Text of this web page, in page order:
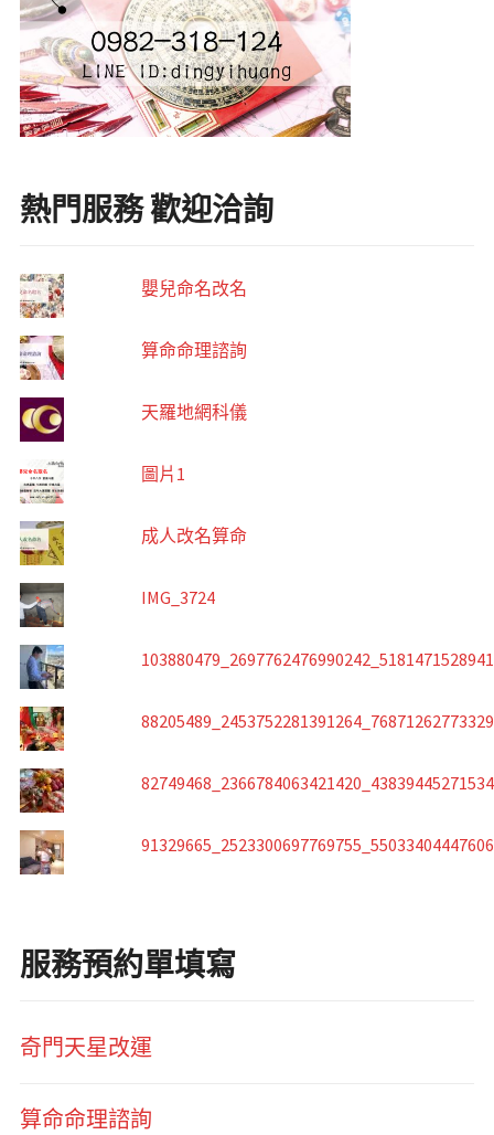
熱門服務 歡迎洽詢
嬰兒命名改名
算命命理諮詢
天羅地網科儀
圖片1
成人改名算命
IMG_3724
服務預約單填寫
奇門天星改運
算命命理諮詢